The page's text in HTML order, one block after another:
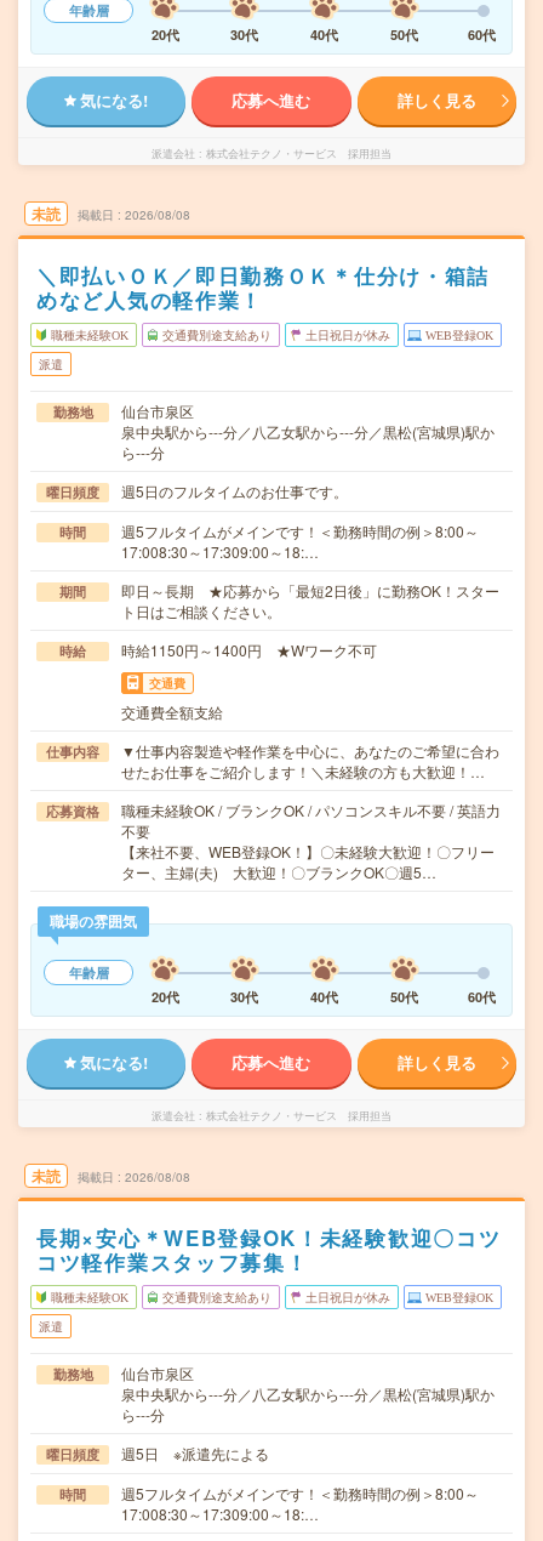
年齢層
20代
30代 40代 50代 60代
気になる! 応募へ進む 詳しく見る
派遣会社 株式会社テクノ・サービス 採用担当
未読 掲載日 2026/08/08
＼即払いＯＫ／即日勤務ＯＫ＊仕分け・箱詰
めなど人気の軽作業！
職種未経験OK 交通費別途支給あり 土日祝日が休み WEB登録OK
派遣
勤務地
仙台市泉区
泉中央駅から---分／八乙女駅から---分／黒松(宮城県)駅か
ら---分
曜日頻度 週5日のフルタイムのお仕事です。
時間
週5フルタイムがメインです！＜勤務時間の例＞8:00～
17:008:30～17:309:00～18:…
期間
即日～長期 ★応募から「最短2日後」に勤務OK！スター
ト日はご相談ください。
時給 時給1150円～1400円 ★Wワーク不可
交通費
交通費全額支給
仕事内容
▼仕事内容製造や軽作業を中心に、あなたのご希望に合わ
せたお仕事をご紹介します！＼未経験の方も大歓迎！…
応募資格
職種未経験OK / ブランクOK / パソコンスキル不要 / 英語力
不要
【来社不要、WEB登録OK！】〇未経験大歓迎！〇フリー
ター、主婦(夫) 大歓迎！〇ブランクOK〇週5…
職場の雰囲気
年齢層
20代
30代 40代 50代 60代
気になる! 応募へ進む 詳しく見る
派遣会社 株式会社テクノ・サービス 採用担当
未読 掲載日 2026/08/08
長期×安心＊WEB登録OK！未経験歓迎〇コツ
コツ軽作業スタッフ募集！
職種未経験OK 交通費別途支給あり 土日祝日が休み WEB登録OK
派遣
勤務地
仙台市泉区
泉中央駅から---分／八乙女駅から---分／黒松(宮城県)駅か
ら---分
曜日頻度 週5日 ※派遣先による
時間
週5フルタイムがメインです！＜勤務時間の例＞8:00～
17:008:30～17:309:00～18:…